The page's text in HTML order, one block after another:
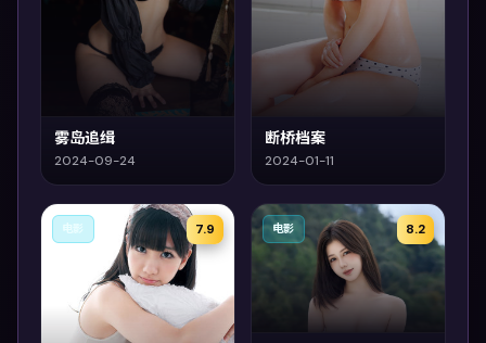
雾岛追缉
2024-09-24
断桥档案
2024-01-11
7.9
电影 8.2
电影